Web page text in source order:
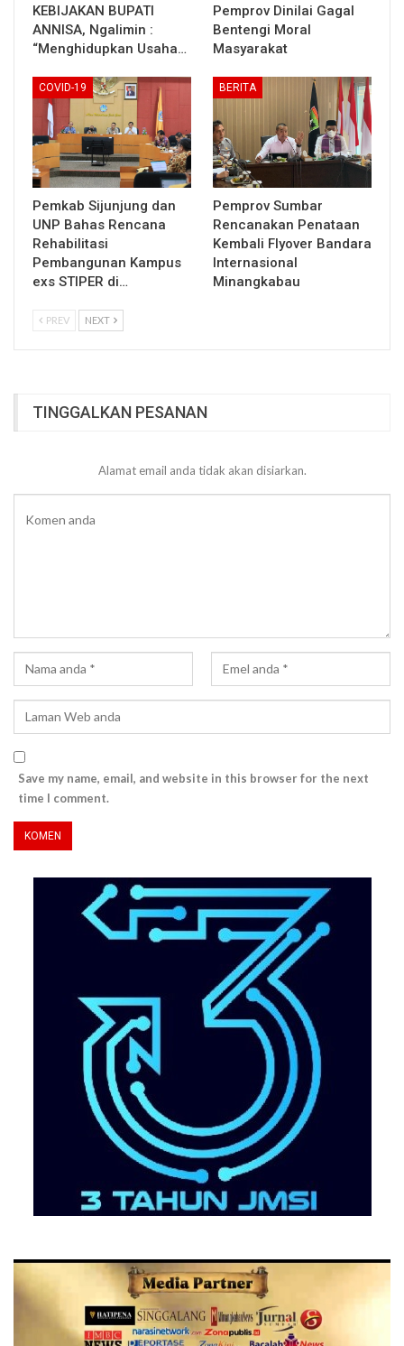
KEBIJAKAN BUPATI
ANNISA, Ngalimin :
“Menghidupkan Usaha…
Pemprov Dinilai Gagal
Bentengi Moral
Masyarakat
COVID-19
Pemkab Sijunjung dan
UNP Bahas Rencana
Rehabilitasi
Pembangunan Kampus
exs STIPER di…
BERITA
Pemprov Sumbar
Rencanakan Penataan
Kembali Flyover Bandara
Internasional
Minangkabau
PREV NEXT
TINGGALKAN PESANAN
Alamat email anda tidak akan disiarkan.
Save my name, email, and website in this browser for the next
time I comment.